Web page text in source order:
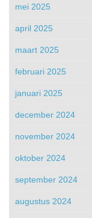
mei 2025
april 2025
maart 2025
februari 2025
januari 2025
december 2024
november 2024
oktober 2024
september 2024
augustus 2024